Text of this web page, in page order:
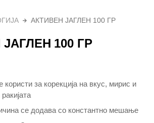
АКТИВЕН ЈАГЛЕН 100 ГР
100 ГР
користи за корекција на вкус, мирис и
се додава со константно мешање